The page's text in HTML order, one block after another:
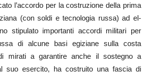
l’accordo per la costruzione della prima
(con soldi e tecnologia russa) ad el-
stipulato importanti accordi militari per
di alcune basi egiziane sulla costa
mirati a garantire anche il sostegno a
suo esercito, ha costruito una fascia di